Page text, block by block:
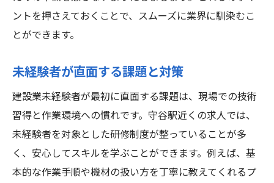
ントを押さえておくことで、スムーズに業界に馴染むこ
とができます。
未経験者が直面する課題と対策
建設業未経験者が最初に直面する課題は、現場での技術
習得と作業環境への慣れです。守谷駅近くの求人では、
未経験者を対象とした研修制度が整っていることが多
く、安心してスキルを学ぶことができます。例えば、基
本的な作業手順や機材の扱い方を丁寧に教えてくれるプ